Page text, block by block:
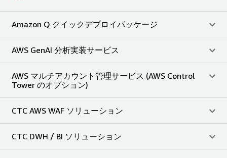
Amazon Q クイックデプロイパッケージ
AWS GenAI 分析実装サービス
AWS マルチアカウント管理サービス (AWS Control
Tower のオプション)
CTC AWS WAF ソリューション
CTC DWH / BI ソリューション